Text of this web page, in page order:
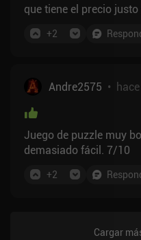
que tiene el precio
juego no tiene mucho
recomendaría
is You probablemente
+2
Andre2575 •
Juego de puzzle muy
demasiado fácil. 7/10
+2
Cargar